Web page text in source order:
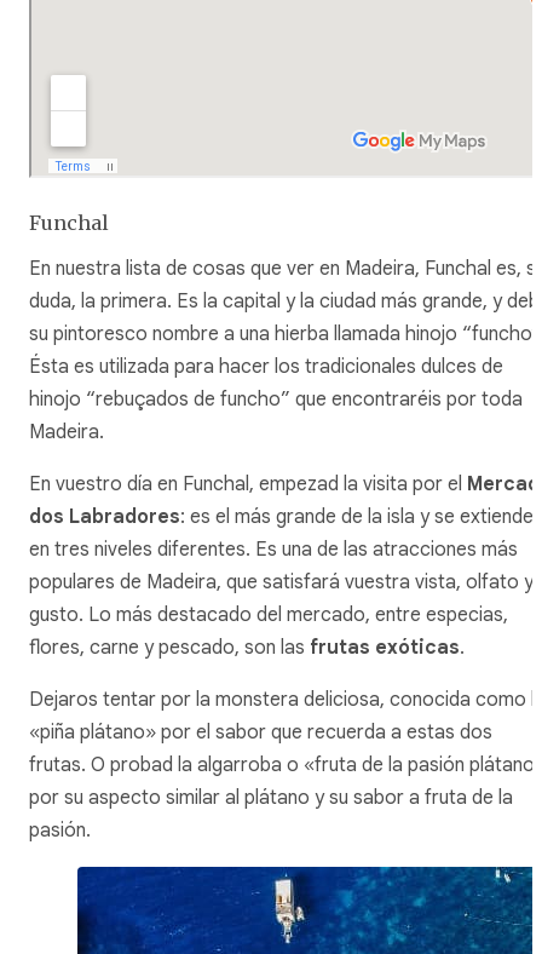
Funchal
En nuestra lista de cosas que ver en Madeira, Funchal es,
duda, la primera. Es la capital y la ciudad más grande, y
su pintoresco nombre a una hierba llamada hinojo “funcho”.
Ésta es utilizada para hacer los tradicionales dulces de
hinojo “rebuçados de funcho” que encontraréis por toda
Madeira.
En vuestro día en Funchal, empezad la visita por el
dos Labradores: es el más grande de la isla y se extiende
en tres niveles diferentes. Es una de las atracciones más
populares de Madeira, que satisfará vuestra vista, olfato y
gusto. Lo más destacado del mercado, entre especias,
flores, carne y pescado, son las frutas exóticas.
Dejaros tentar por la monstera deliciosa, conocida como
«piña plátano» por el sabor que recuerda a estas dos
frutas. O probad la algarroba o «fruta de la pasión
por su aspecto similar al plátano y su sabor a fruta de la
pasión.